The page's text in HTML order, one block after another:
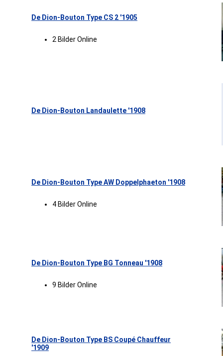
De Dion-Bouton Type CS 2 '1905
2 Bilder Online
De Dion-Bouton Landaulette '1908
De Dion-Bouton Type AW Doppelphaeton '1908
4 Bilder Online
De Dion-Bouton Type BG Tonneau '1908
9 Bilder Online
De Dion-Bouton Type BS Coupé Chauffeur
'1909